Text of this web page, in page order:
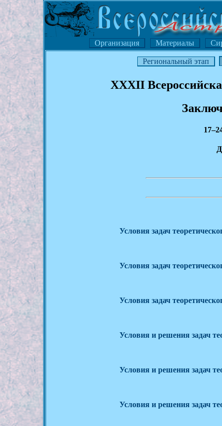
Организация Материалы
Региональный этап
XXXII
Условия задач
Условия задач
Условия задач
Условия и решения задач
Условия и решения задач
Условия и решения задач